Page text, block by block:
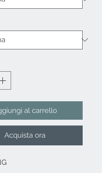
al carrello
Acquista ora